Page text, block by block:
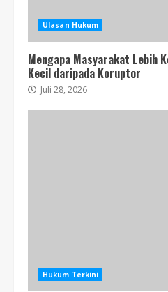
Ulasan Hukum
Mengapa Masyarakat Lebih
Kecil daripada Koruptor
Juli 28, 2026
Hukum Terkini